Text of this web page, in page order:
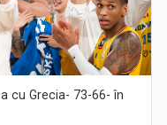
cu Grecia- 73-66- în